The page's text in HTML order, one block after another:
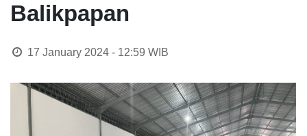
Balikpapan
17 January 2024 - 12:59 WIB